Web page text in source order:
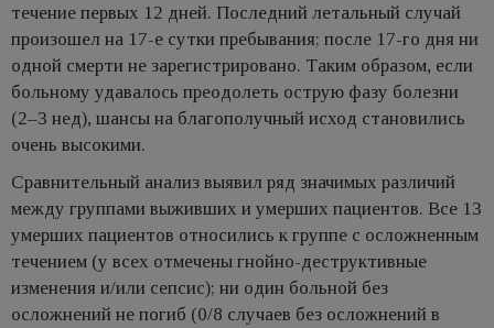
течение первых 12 дней. Последний летальный случай
произошел на 17-е сутки пребывания; после 17-го дня ни
одной смерти не зарегистрировано. Таким образом, если
больному удавалось преодолеть острую фазу болезни
(2–3 нед), шансы на благополучный исход становились
очень высокими.
Сравнительный анализ выявил ряд значимых различий
между группами выживших и умерших пациентов. Все 13
умерших пациентов относились к группе с осложненным
течением (у всех отмечены гнойно-деструктивные
изменения и/или сепсис); ни один больной без
осложнений не погиб (0/8 случаев без осложнений в